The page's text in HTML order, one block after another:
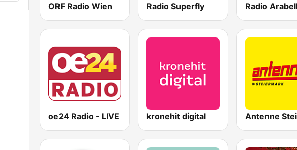
ORF Radio Wien Radio Superfly Radio
oe24 Radio - LIVE kronehit digital